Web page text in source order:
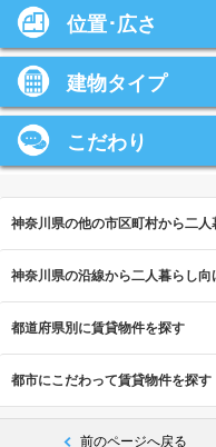
位置･広さ
建物タイプ
こだわり
神奈川県の他の市区町村から二
神奈川県の沿線から二人暮らし
都道府県別に賃貸物件を探す
都市にこだわって賃貸物件を探す
前のページへ戻る